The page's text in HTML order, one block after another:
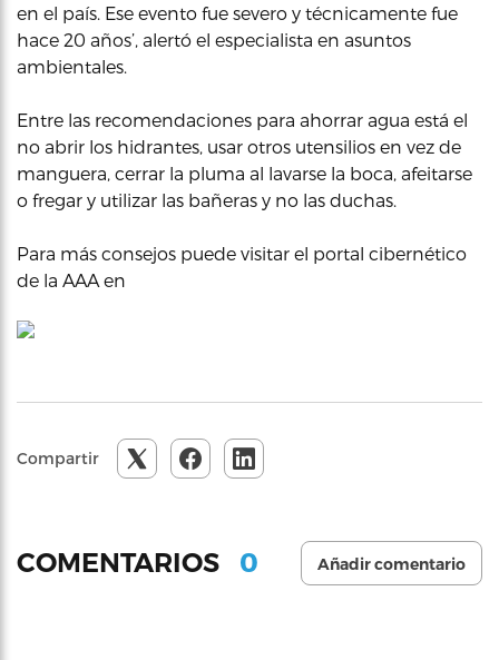
en el país. Ese evento fue severo y técnicamente fue
hace 20 años’, alertó el especialista en asuntos
ambientales.
Entre las recomendaciones para ahorrar agua está el
no abrir los hidrantes, usar otros utensilios en vez de
manguera, cerrar la pluma al lavarse la boca, afeitarse
o fregar y utilizar las bañeras y no las duchas.
Para más consejos puede visitar el portal cibernético
de la AAA en
Compartir
COMENTARIOS 0 Añadir comentario